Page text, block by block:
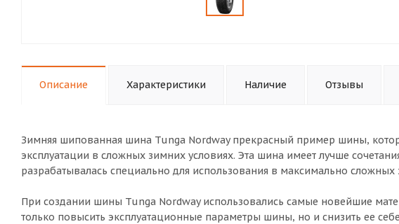
Описание Характеристики Наличие Отзывы
Зимняя шипованная шина Tunga Nordway прекрасный пример шины,
эксплуатации в сложных зимних условиях. Эта шина имеет лучше
разрабатывалась специально для использования в максимально сложных
При создании шины Tunga Nordway использовались самые новейшие
только повысить эксплуатационные параметры шины, но и снизить ее